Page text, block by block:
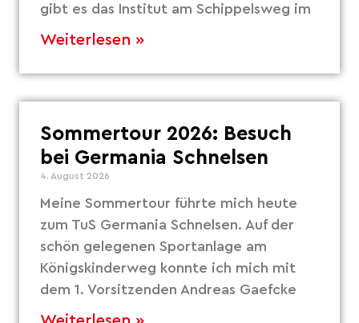
gibt es das Institut am Schippelsweg im
Weiterlesen »
Sommertour 2026: Besuch
bei Germania Schnelsen
4. August 2026
Meine Sommertour führte mich heute
zum TuS Germania Schnelsen. Auf der
schön gelegenen Sportanlage am
Königskinderweg konnte ich mich mit
dem 1. Vorsitzenden Andreas Gaefcke